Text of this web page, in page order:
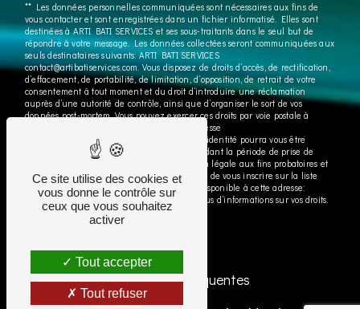
** Les données personnelles communiquées sont nécessaires aux fins de
vous contacter et sont enregistrées dans un fichier informatisé. Elles sont
destinées à ARTI BATI SERVICES et ses sous-traitants dans le seul but de
répondre à votre message. Les données collectées seront communiquées aux
seuls destinataires suivants: ARTI BATI SERVICES
contact@artibatiservices.com. Vous disposez de droits d’accès, de rectification,
d’effacement, de portabilité, de limitation, d’opposition, de retrait de votre
consentement à tout moment et du droit d’introduire une réclamation
auprès d’une autorité de contrôle, ainsi que d’organiser le sort de vos
données post-mortem. Vous pouvez exercer ces droits par voie postale à
l'adresse ou par courrier électronique à l'adresse
contact@artibatiservices.com. Un justificatif d'identité pourra vous être
demandé. Nous conservons vos données pendant la période de prise de
contact puis pendant la durée de prescription légale aux fins probatoires et
de gestion des contentieux. Vous avez le droit de vous inscrire sur la liste
d'opposition au démarchage téléphonique, disponible à cette adresse:
Bloctel.gouv.fr. Consultez le site cnil.fr pour plus d’informations sur vos droits.
Recherches fréquentes
Ce site utilise des cookies et
vous donne le contrôle sur
ceux que vous souhaitez
activer
Tout accepter
Tout refuser